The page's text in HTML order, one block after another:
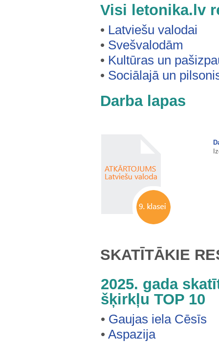
Visi letonika.lv
• Latviešu valodai
• Svešvalodām
• Kultūras un
• Sociālajā un
Darba lapas
SKATĪTĀKIE
2025. gada
šķirkļu TOP 10
• Gaujas iela Cēsīs
•Aspazija